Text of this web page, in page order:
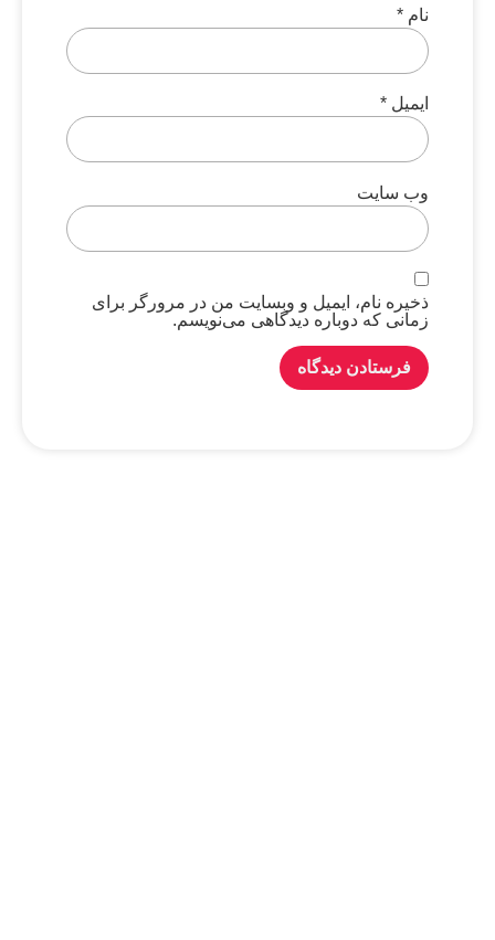
نام *
ایمیل *
وب‌ سایت
ذخیره نام، ایمیل و وبسایت من در مرورگر برای
زمانی که دوباره دیدگاهی می‌نویسم.